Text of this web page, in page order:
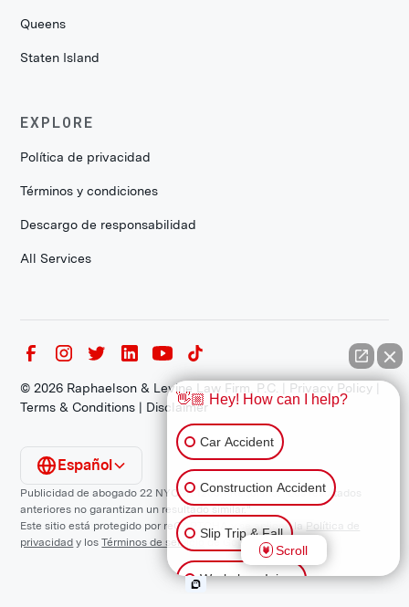
Queens
Staten Island
EXPLORE
Política de privacidad
Términos y condiciones
Descargo de responsabilidad
All Services
©2026 Raphaelson & Levine Law Firm, P.C. | Privacy Policy
Terms & Conditions | Disclaimer
Publicidad de abogado 22 NYCRR 1200.1 Requisito: "Los resultados
anteriores no garantizan un resultado similar."
Este sitio está protegido por reCAPTCHA y se aplican la Política de
privacidad y losTérminos de servicio de Google.
Español
👋🏼 Hey! How can I help?
Car Accident
Construction Accident
Slip Trip & Fall
Workplace Injury
Scroll